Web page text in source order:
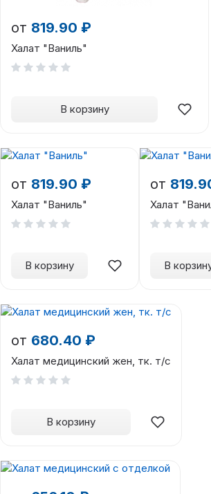
от 819.90 ₽
Халат "Ваниль"
В корзину
от 819.90 ₽
Халат "Ваниль"
В корзину
от
Халат
В
от 680.40 ₽
Халат медицинский жен, тк. т/с
В корзину